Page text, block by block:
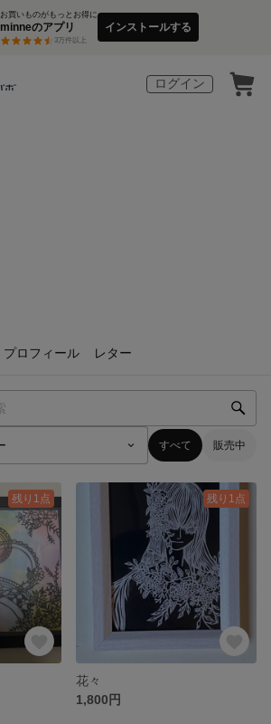
お買いものがもっとお得に
minneのアプリ
3万件以上
インストールする
ログイン
プロフィール レター
すべて 販売中
残り1点 残り1点
花々
1,800円